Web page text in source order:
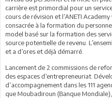
carrière est primordial pour un
cours de révision et l’ANETI
consacrée à la formation du
model basé sur la formation des
source potentielle de revenu.
et a d’ores et déjà démarré.
Lancement de 2 commissions de
des espaces d’entrepreneuriat.
d’accompagnement dans les 111
que Moubadiroun (Banque Mondiale),